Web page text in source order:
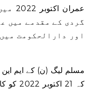
گردی کے مقدمے میں
اور دارالحکومت
مسلم لیگ (ن) کے ایم این
کہ 21